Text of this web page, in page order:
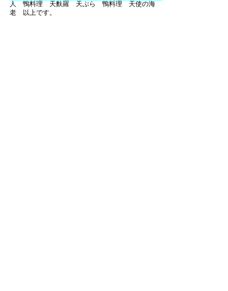
人 鴨料理 天麩羅 天ぷら 鴨料理 天使の海
老 以上です。